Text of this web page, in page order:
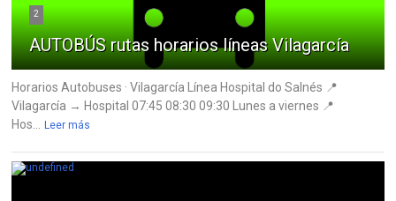
2
AUTOBÚS rutas horarios líneas Vilagarcía
Horarios Autobuses · Vilagarcía Línea Hospital do Salnés 📍
Vilagarcía → Hospital 07:45 08:30 09:30 Lunes a viernes 📍
Hos...
Leer más